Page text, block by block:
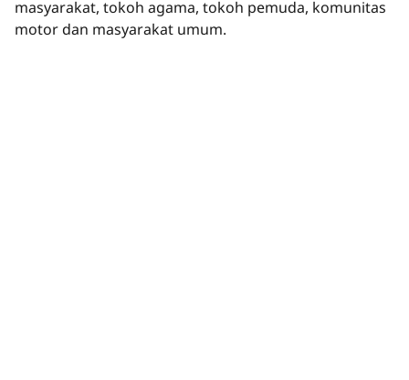
masyarakat, tokoh agama, tokoh pemuda, komunitas
motor dan masyarakat umum.